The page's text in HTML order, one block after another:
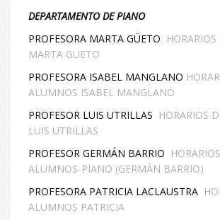
DEPARTAMENTO DE PIANO
PROFESORA MARTA GÜETO
MARTA GÜETO
PROFESORA ISABEL MANGLANO
ALUMNOS ISABEL MANGLANO
PROFESOR LUIS UTRILLAS HORARIOS
LUIS UTRILLAS
PROFESOR GERMÁN BARRIO
ALUMNOS-PIANO (GERMÁN BARRIO)
PROFESORA PATRICIA LACLAUSTRA
ALUMNOS PATRICIA